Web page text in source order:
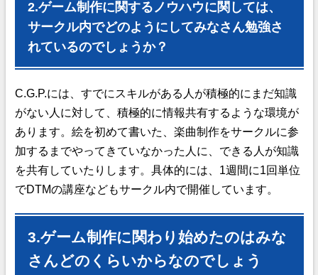
2.ゲーム制作に関するノウハウに関しては、
サークル内でどのようにしてみなさん勉強さ
れているのでしょうか？
C.G.P.には、すでにスキルがある人が積極的にまだ知識
がない人に対して、積極的に情報共有するような環境が
あります。絵を初めて書いた、楽曲制作をサークルに参
加するまでやってきていなかった人に、できる人が知識
を共有していたりします。具体的には、1週間に1回単位
でDTMの講座などもサークル内で開催しています。
3.ゲーム制作に関わり始めたのはみな
さんどのくらいからなのでしょう